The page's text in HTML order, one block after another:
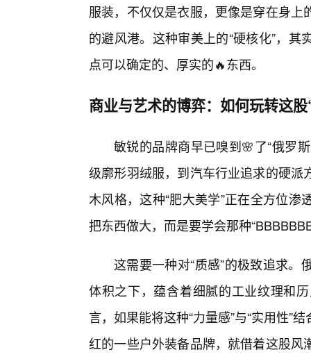
服装，不仅仅是衣服，更像是穿在身
的避风港。这种审美上的“硬核化”，
点可以确定的、厚实的🔥东西。
商业与艺术的博弈：如何玩转这
敏锐的品牌商早已嗅到🌸了“俄罗
级廓形羽绒服，到汽车行业追求的硬
木风格，这种“肥大美学”正在全方位
把东西做大，而是要学会那种
这需要一种对“质感”的极致追求
体积之下，蕴含着细腻的工业纹理和
言，如果能将这种“力量感”与“实用性”
红的一些户外装备品牌，就借着这股